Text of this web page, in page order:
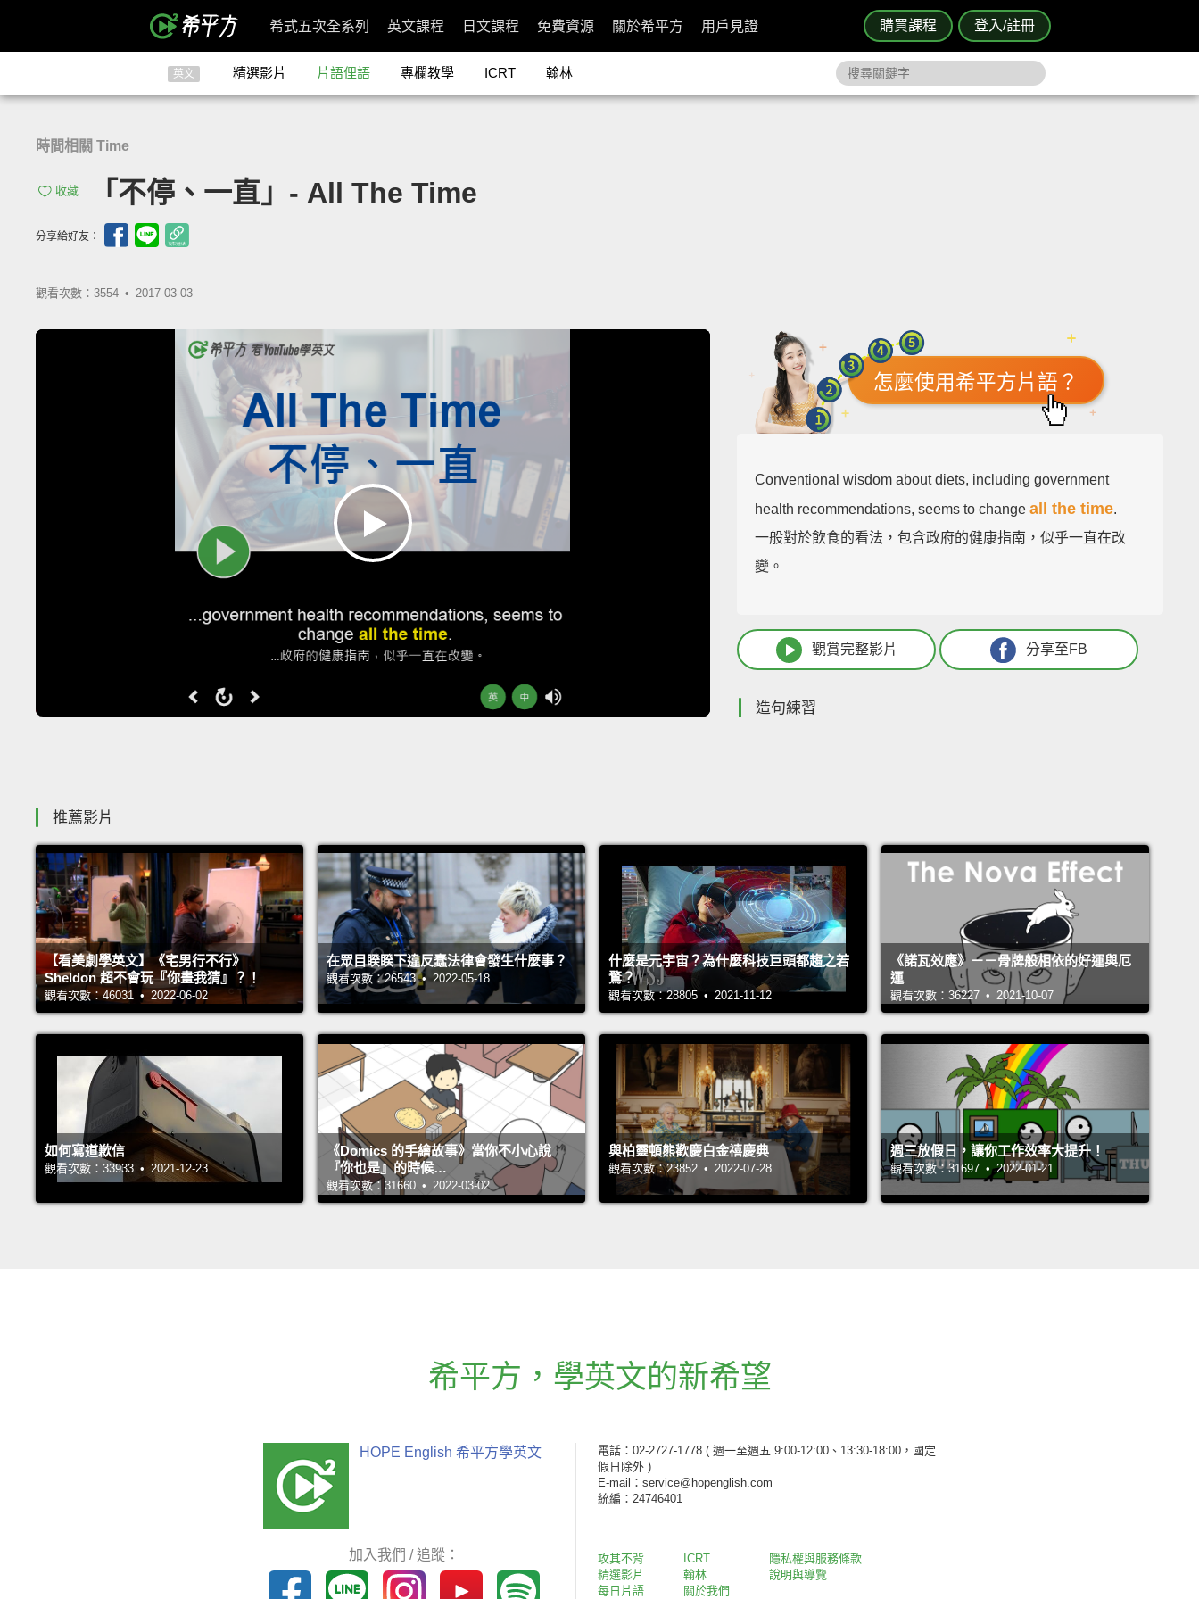
購買課程 登入/註冊
希式五次全系列 英文課程 日文課程 免費資源 關於希平方 用戶見證
英文 精選影片 片語俚語 專欄教學 ICRT 翰林
時間相關 Time
收藏 「不停、一直」- All The Time
分享給好友：
觀看次數：3554 • 2017-03-03
怎麼使用希平方片語？
Conventional wisdom about diets, including government
health recommendations, seems to changeall the time.
一般對於飲食的看法，包含政府的健康指南，似乎一直在改
變。
觀賞完整影片 分享至FB
造句練習
推薦影片
【看美劇學英文】《宅男行不行》
Sheldon 超不會玩『你畫我猜』？！
觀看次數：46031 • 2022-06-02
在眾目睽睽下違反蠢法律會發生什麼事？
觀看次數：26543 • 2022-05-18
什麼是元宇宙？為什麼科技巨頭都趨之若
鶩？
觀看次數：28805 • 2021-11-12
《諾瓦效應》－－骨牌般相依的好運與厄
運
觀看次數：36227 • 2021-10-07
如何寫道歉信
觀看次數：33933 • 2021-12-23
《Domics 的手繪故事》當你不小心說
『你也是』的時候…
觀看次數：31660 • 2022-03-02
與柏靈頓熊歡慶白金禧慶典
觀看次數：23852 • 2022-07-28
週三放假日，讓你工作效率大提升！
觀看次數：31697 • 2022-01-21
希平方 ， 學英文的新希望
HOPE English 希平方學英文
加入我們 / 追蹤：
電話：02-2727-1778 ( 週一至週五 9:00-12:00、13:30-18:00，國定
假日除外 )
E-mail：service@hopenglish.com
統編：24746401
攻其不背
精選影片
每日片語
ICRT
翰林
關於我們
隱私權與服務條款
說明與導覽